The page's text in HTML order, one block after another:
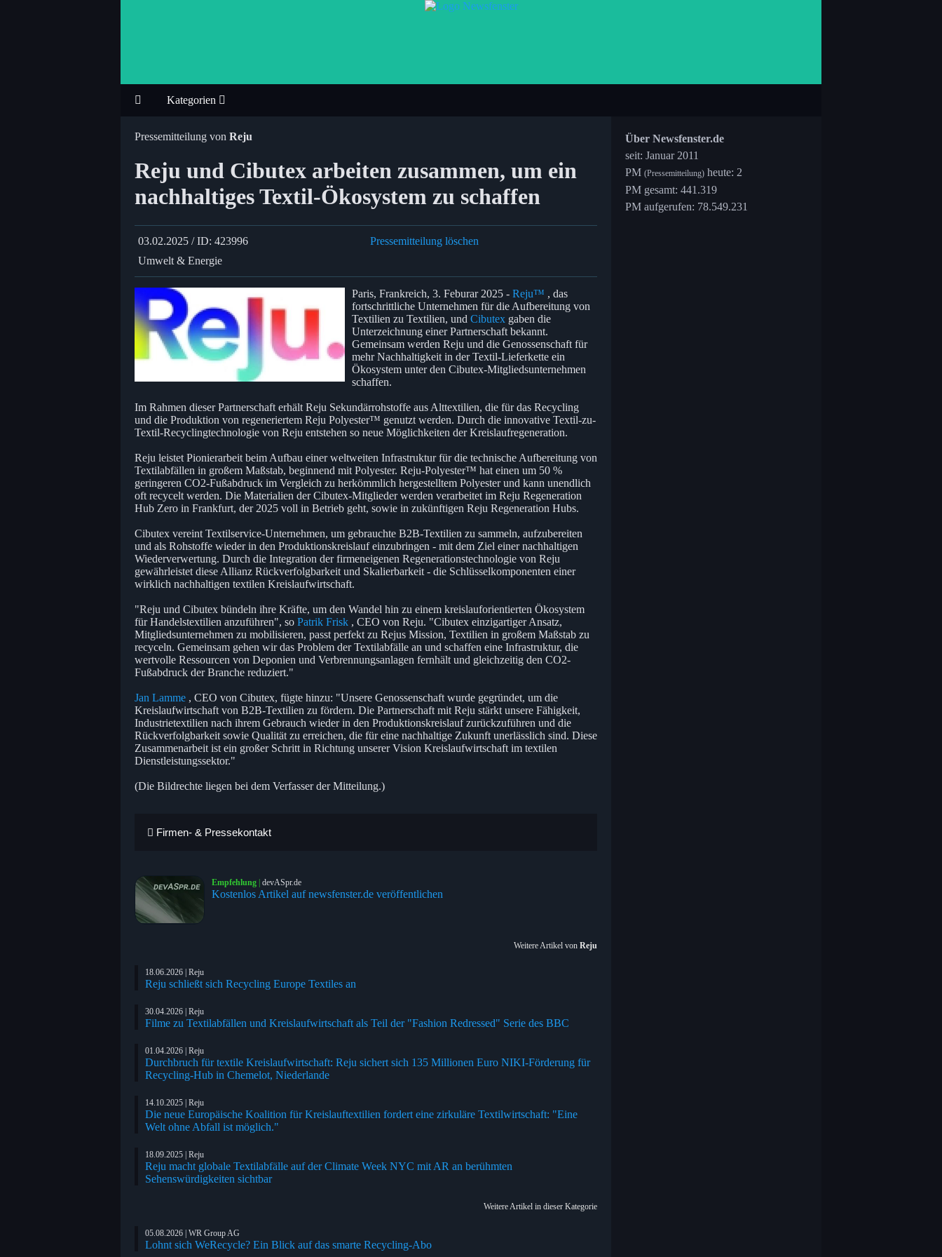
Kategorien
Pressemitteilung von Reju
Reju und Cibutex arbeiten zusammen, um ein
nachhaltiges Textil-Ökosystem zu schaffen
03.02.2025 / ID: 423996
Pressemitteilung löschen
Umwelt & Energie
Paris, Frankreich, 3. Feburar 2025 - Reju™ , das
fortschrittliche Unternehmen für die Aufbereitung von
Textilien zu Textilien, und Cibutex gaben die
Unterzeichnung einer Partnerschaft bekannt.
Gemeinsam werden Reju und die Genossenschaft für
mehr Nachhaltigkeit in der Textil-Lieferkette ein
Ökosystem unter den Cibutex-Mitgliedsunternehmen
schaffen.
Im Rahmen dieser Partnerschaft erhält Reju Sekundärrohstoffe aus Alttextilien, die für das Recycling
und die Produktion von regeneriertem Reju Polyester™ genutzt werden. Durch die innovative Textil-zu-
Textil-Recyclingtechnologie von Reju entstehen so neue Möglichkeiten der Kreislaufregeneration.
Reju leistet Pionierarbeit beim Aufbau einer weltweiten Infrastruktur für die technische Aufbereitung von
Textilabfällen in großem Maßstab, beginnend mit Polyester. Reju-Polyester™ hat einen um 50 %
geringeren CO2-Fußabdruck im Vergleich zu herkömmlich hergestelltem Polyester und kann unendlich
oft recycelt werden. Die Materialien der Cibutex-Mitglieder werden verarbeitet im Reju Regeneration
Hub Zero in Frankfurt, der 2025 voll in Betrieb geht, sowie in zukünftigen Reju Regeneration Hubs.
Cibutex vereint Textilservice-Unternehmen, um gebrauchte B2B-Textilien zu sammeln, aufzubereiten
und als Rohstoffe wieder in den Produktionskreislauf einzubringen - mit dem Ziel einer nachhaltigen
Wiederverwertung. Durch die Integration der firmeneigenen Regenerationstechnologie von Reju
gewährleistet diese Allianz Rückverfolgbarkeit und Skalierbarkeit - die Schlüsselkomponenten einer
wirklich nachhaltigen textilen Kreislaufwirtschaft.
"Reju und Cibutex bündeln ihre Kräfte, um den Wandel hin zu einem kreislauforientierten Ökosystem
für Handelstextilien anzuführen", so Patrik Frisk , CEO von Reju. "Cibutex einzigartiger Ansatz,
Mitgliedsunternehmen zu mobilisieren, passt perfekt zu Rejus Mission, Textilien in großem Maßstab zu
recyceln. Gemeinsam gehen wir das Problem der Textilabfälle an und schaffen eine Infrastruktur, die
wertvolle Ressourcen von Deponien und Verbrennungsanlagen fernhält und gleichzeitig den CO2-
Fußabdruck der Branche reduziert."
Jan Lamme , CEO von Cibutex, fügte hinzu: "Unsere Genossenschaft wurde gegründet, um die
Kreislaufwirtschaft von B2B-Textilien zu fördern. Die Partnerschaft mit Reju stärkt unsere Fähigkeit,
Industrietextilien nach ihrem Gebrauch wieder in den Produktionskreislauf zurückzuführen und die
Rückverfolgbarkeit sowie Qualität zu erreichen, die für eine nachhaltige Zukunft unerlässlich sind. Diese
Zusammenarbeit ist ein großer Schritt in Richtung unserer Vision Kreislaufwirtschaft im textilen
Dienstleistungssektor."
(Die Bildrechte liegen bei dem Verfasser der Mitteilung.)
Firmen- & Pressekontakt
Empfehlung | devASpr.de
Kostenlos Artikel auf newsfenster.de veröffentlichen
Weitere Artikel von Reju
18.06.2026 | Reju
Reju schließt sich Recycling Europe Textiles an
30.04.2026 | Reju
Filme zu Textilabfällen und Kreislaufwirtschaft als Teil der "Fashion Redressed" Serie des BBC
01.04.2026 | Reju
Durchbruch für textile Kreislaufwirtschaft: Reju sichert sich 135 Millionen Euro NIKI-Förderung für
Recycling-Hub in Chemelot, Niederlande
14.10.2025 | Reju
Die neue Europäische Koalition für Kreislauftextilien fordert eine zirkuläre Textilwirtschaft: "Eine
Welt ohne Abfall ist möglich."
18.09.2025 | Reju
Reju macht globale Textilabfälle auf der Climate Week NYC mit AR an berühmten
Sehenswürdigkeiten sichtbar
Weitere Artikel in dieser Kategorie
05.08.2026 | WR Group AG
Lohnt sich WeRecycle? Ein Blick auf das smarte Recycling-Abo
Über Newsfenster.de
seit: Januar 2011
PM (Pressemitteilung) heute: 2
PM gesamt: 441.319
PM aufgerufen: 78.549.231